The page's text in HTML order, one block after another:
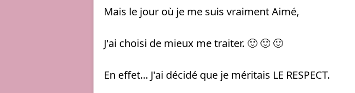
Mais le jour où je me suis vraiment Aimé,
J'ai choisi de mieux me traiter. 🙂 🙂 🙂
En effet... J'ai décidé que je méritais LE RESPECT.